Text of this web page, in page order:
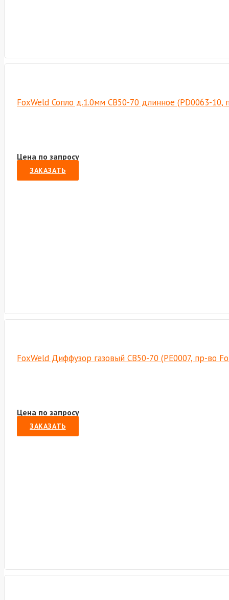
FoxWeld Сопло д.1.0мм CB50-70 длинное (PD0063-
Цена по запросу
ЗАКАЗАТЬ
FoxWeld Диффузор газовый СВ50-70 (РЕ0007, пр-во
Цена по запросу
ЗАКАЗАТЬ